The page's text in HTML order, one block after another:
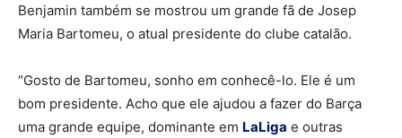
Benjamin também se mostrou um grande fã de Josep
Maria Bartomeu, o atual presidente do clube catalão.
“Gosto de Bartomeu, sonho em conhecê-lo. Ele é um
bom presidente. Acho que ele ajudou a fazer do Barça
uma grande equipe, dominante em LaLiga e outras